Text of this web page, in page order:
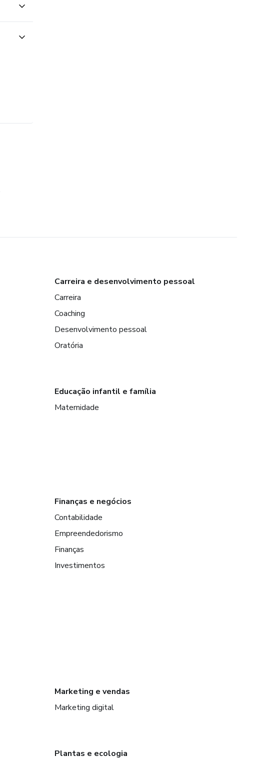
Carreira e desenvolvimento pessoal
Carreira
Coaching
Desenvolvimento pessoal
Oratória
Educação infantil e família
Maternidade
Finanças e negócios
Contabilidade
Empreendedorismo
Finanças
Investimentos
Marketing e vendas
Marketing digital
Plantas e ecologia